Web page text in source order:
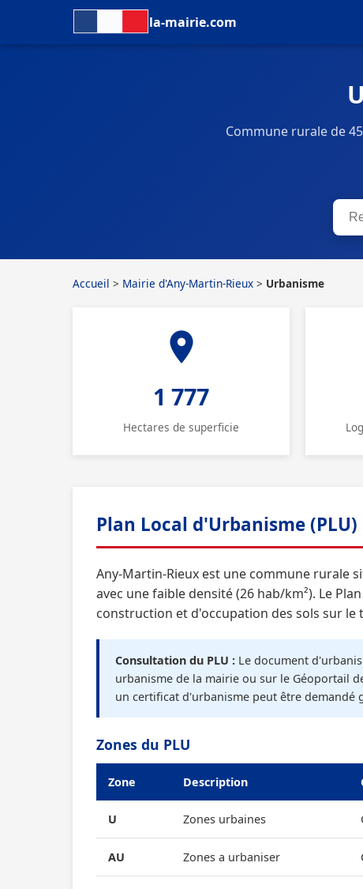
la-mairie.com
Commune rurale de
Accueil > Mairie d'Any-Martin-Rieux > Urbanisme
1 777
Hectares de superficie
Plan Local d'Urbanisme
Any-Martin-Rieux est une commune rurale
avec une faible densité (26 hab/km²). Le
construction et d'occupation des sols sur
Consultation du PLU : Le document
urbanisme de la mairie ou sur le Géoportail
un certificat d'urbanisme peut être demandé
Zones du PLU
Zone Description
U Zones urbaines
AU Zones a urbaniser